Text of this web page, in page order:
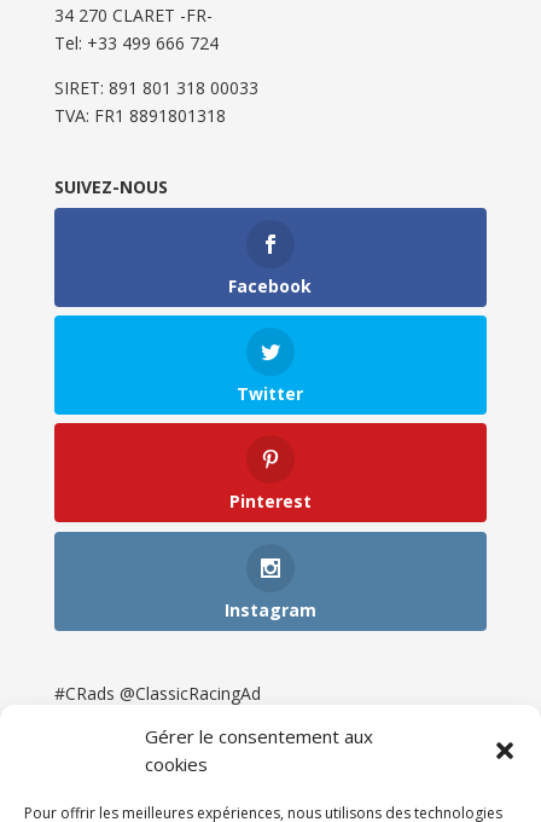
Gérer le consentement aux
cookies
Pour offrir les meilleures expériences, nous utilisons des technologies
34 270 CLARET -FR-
Tel: ‭+33 499 666 724‬
SIRET: 891 801 318 00033
TVA: FR1 8891801318
SUIVEZ-NOUS
Facebook
Twitter
Pinterest
Instagram
#CRads @ClassicRacingAd